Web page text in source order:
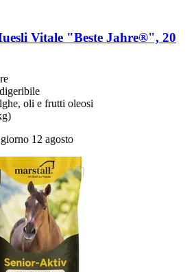
Vitale "Beste Jahre®", 20
oli e frutti oleosi
12 agosto